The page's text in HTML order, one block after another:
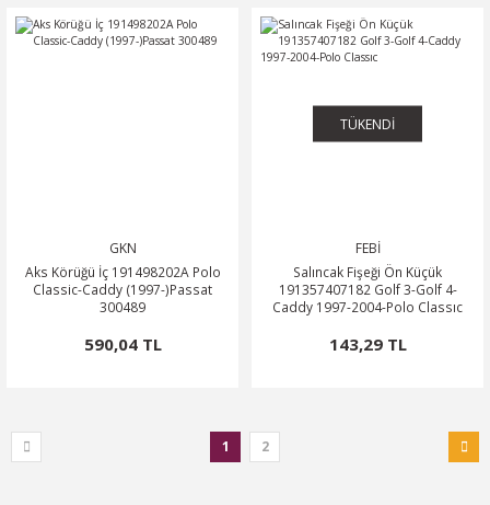
GKN
Aks Körüğü İç 191498202A Polo
Classic-Caddy (1997-)Passat
300489
590,04 TL
TÜKENDİ
FEBİ
Salıncak Fişeği Ön Küçük
191357407182 Golf 3-Golf 4-
Caddy 1997-2004-Polo Classıc
143,29 TL
1 2